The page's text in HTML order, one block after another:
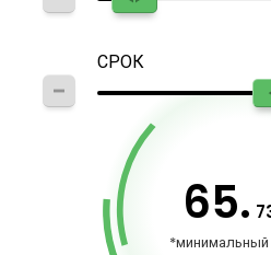
СРОК
65.